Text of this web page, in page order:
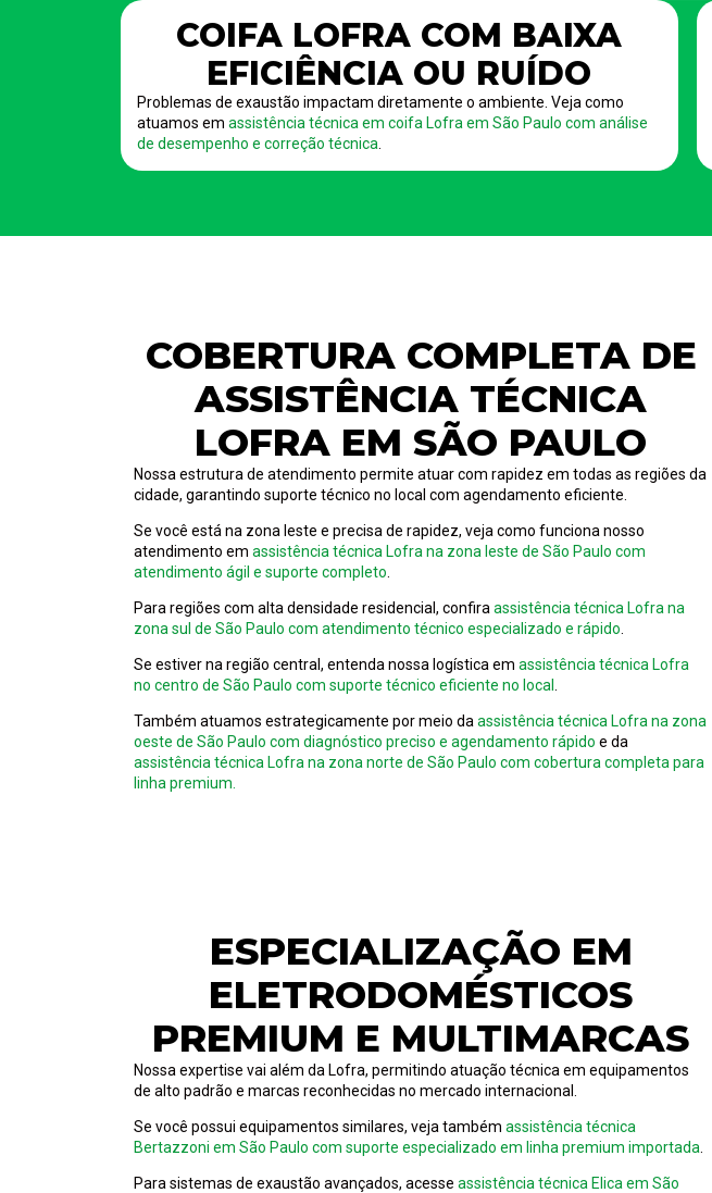
COIFA LOFRA COM BAIXA
EFICIÊNCIA OU RUÍDO
Problemas de exaustão impactam diretamente o ambiente. Veja como
atuamos em assistência técnica em coifa Lofra em São Paulo com análise
de desempenho e correção técnica.
COBERTURA COMPLETA DE
ASSISTÊNCIA TÉCNICA
LOFRA EM SÃO PAULO
Nossa estrutura de atendimento permite atuar com rapidez em todas as regiões da
cidade, garantindo suporte técnico no local com agendamento eficiente.
Se você está na zona leste e precisa de rapidez, veja como funciona nosso
atendimento emassistência técnica Lofra na zona leste de São Paulo com
atendimento ágil e suporte completo.
Para regiões com alta densidade residencial, confiraassistência técnica Lofra na
zona sul de São Paulo com atendimento técnico especializado e rápido.
Se estiver na região central, entenda nossa logística emassistência técnica Lofra
no centro de São Paulo com suporte técnico eficiente no local.
Também atuamos estrategicamente por meio daassistência técnica Lofra na zona
oeste de São Paulo com diagnóstico preciso e agendamento rápido e da
assistência técnica Lofra na zona norte de São Paulo com cobertura completa para
linha premium.
ESPECIALIZAÇÃO EM
ELETRODOMÉSTICOS
PREMIUM E MULTIMARCAS
Nossa expertise vai além da Lofra, permitindo atuação técnica em equipamentos
de alto padrão e marcas reconhecidas no mercado internacional.
Se você possui equipamentos similares, veja tambémassistência técnica
Bertazzoni em São Paulo com suporte especializado em linha premium importada
Para sistemas de exaustão avançados, acesseassistência técnica Elica em São